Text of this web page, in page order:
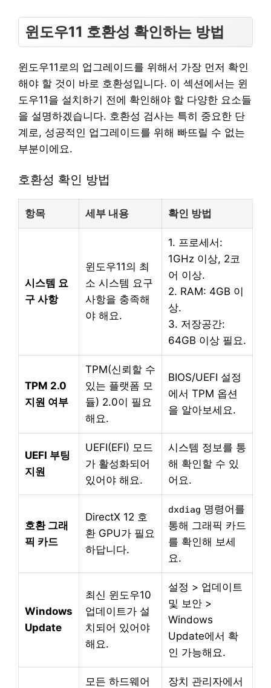
윈도우11 호환성 확인하는 방법
윈도우11로의 업그레이드를 위해서 가장 먼저 확인
해야 할 것이 바로 호환성입니다. 이 섹션에서는 윈
도우11을 설치하기 전에 확인해야 할 다양한 요소들
을 설명하겠습니다. 호환성 검사는 특히 중요한 단
계로, 성공적인 업그레이드를 위해 빠뜨릴 수 없는
부분이에요.
호환성 확인 방법
항목 세부 내용 확인 방법
시스템 요
구 사항
윈도우11의 최
소 시스템 요구
사항을 충족해
야 해요.
1. 프로세서:
1GHz 이상, 2코
어 이상.
2. RAM: 4GB 이
상.
3. 저장공간:
64GB 이상 필요.
TPM 2.0
지원 여부
TPM(신뢰할 수
있는 플랫폼 모
듈) 2.0이 필요
해요.
BIOS/UEFI 설정
에서 TPM 옵션
을 알아보세요.
UEFI 부팅
지원
UEFI(EFI) 모드
가 활성화되어
있어야 해요.
시스템 정보를 통
해 확인할 수 있
어요.
호환 그래
픽 카드
DirectX 12 호
환 GPU가 필요
하답니다.
dxdiag 명령어를
통해 그래픽 카드
를 확인해 보세
요.
Windows
Update
최신 윈도우10
업데이트가 설
치되어 있어야
해요.
설정 > 업데이트
및 보안 >
Windows
Update에서 확
인 가능해요.
모든 하드웨어
장치 관리자에서